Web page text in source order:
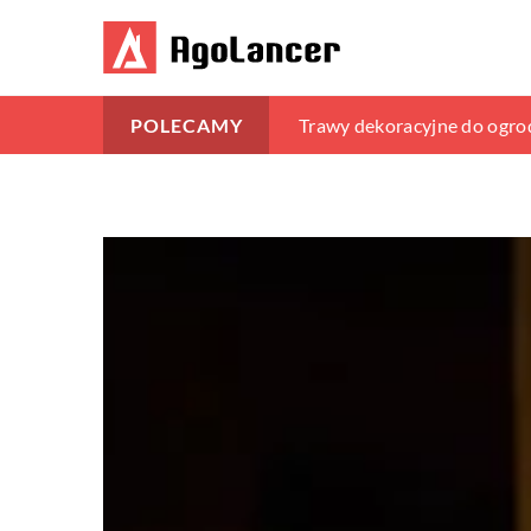
POLECAMY Estetyka i funkcjonalność
Trawy dekoracyjne do
Jak wybrać idealną